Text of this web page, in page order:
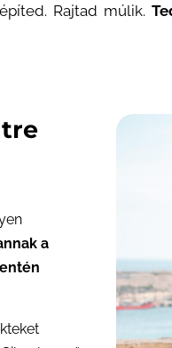
Rajtad múlik.
a